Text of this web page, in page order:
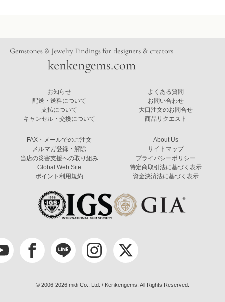
お知らせ
配送・送料について
支払について
キャンセル・交換について
よくある質問
お問い合わせ
大口注文のお問合せ
商品リクエスト
FAX・メールでのご注文
メルマガ登録・解除
当店の災害支援への取り組み
Global Web Site
ポイント利用規約
About Us
サイトマップ
プライバシーポリシー
特定商取引法に基づく表示
資金決済法に基づく表示
© 2006-2026 midi Co., Ltd. / Kenkengems. All Rights Reserved.